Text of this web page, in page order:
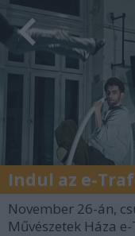
Indul az e-
November 26-án,
Művészetek Háza